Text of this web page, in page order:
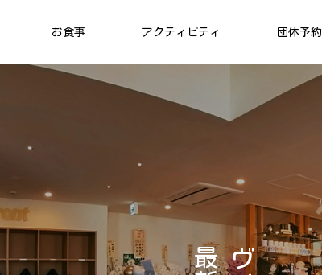
お食事 アクティビティ 団体予約
VILLAGE
02
管理棟
チェックイン＆チェックアウト
ヴ
最